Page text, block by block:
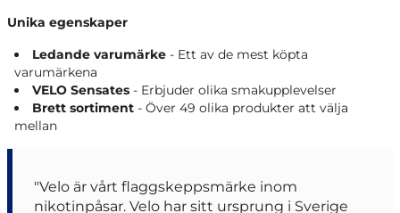
Unika egenskaper
Ledande varumärke - Ett av de mest köpta
varumärkena
VELO Sensates - Erbjuder olika smakupplevelser
Brett sortiment - Över 49 olika produkter att välja
mellan
"Velo är vårt flaggskeppsmärke inom
nikotinpåsar. Velo har sitt ursprung i Sverige